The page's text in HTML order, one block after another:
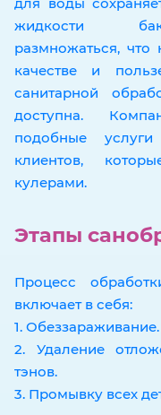
жидкости
размножаться, что
качестве и
санитарной
доступна.
подобные
клиентов,
кулерами.
Этапы
Процесс
включает в себя:
1. Обеззараживание.
2. Удаление
тэнов.
3. Промывку всех